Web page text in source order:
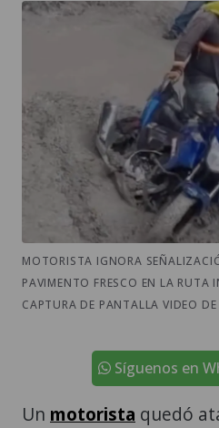
MOTORISTA IGNORA
PAVIMENTO FRESCO EN LA RUTA
CAPTURA DE PANTALLA VIDEO
Síguenos en
Un motorista quedó